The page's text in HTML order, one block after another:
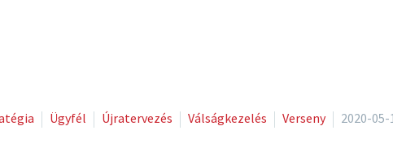
Ügyfél Újratervezés Válságkezelés Verseny 2020-05-